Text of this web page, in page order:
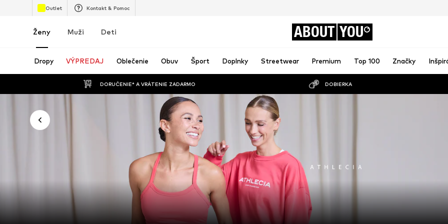
Outlet Kontakt & Pomoc
Ženy Muži Deti ABOUT YOU
Dropy VÝPREDAJ Oblečenie Obuv Šport Doplnky Streetwear Premium Top 100 Značky
DORUČENIE* A VRÁTENIE ZADARMO DOBIERKA